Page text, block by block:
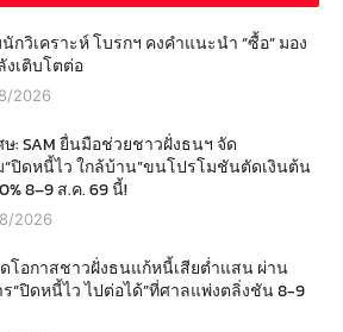
นักวิเคราะห์ โบรกฯ คงคำแนะนำ “ซื้อ” มอง
งเติบโตต่อ
2026
ษ: SAM ยื่นมือช่วยชาวฝั่งธนฯ จัด
“ปิดหนี้ไว ใกล้บ้าน”ขนโปรโมชันตัดเงินต้น
8–9 ส.ค. 69 นี้!
2026
ดโอกาสชาวฝั่งธนแก้หนี้เสียต่ำแสน ผ่าน
“ปิดหนี้ไว ไปต่อได้”ที่ศาลแพ่งตลิ่งชัน 8-9